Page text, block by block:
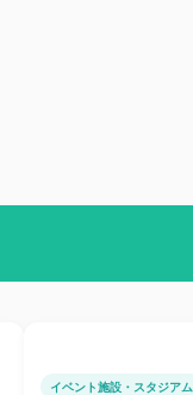
イベント施設・スタジアム